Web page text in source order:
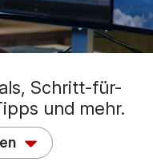
Schritt-für-
und mehr.